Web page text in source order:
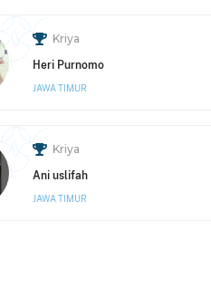
Kriya
Heri Purnomo
JAWA TIMUR
Kriya
Ani uslifah
JAWA TIMUR